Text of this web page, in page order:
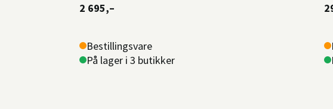
2 695,–
Bestillingsvare
På lager i 3 butikker